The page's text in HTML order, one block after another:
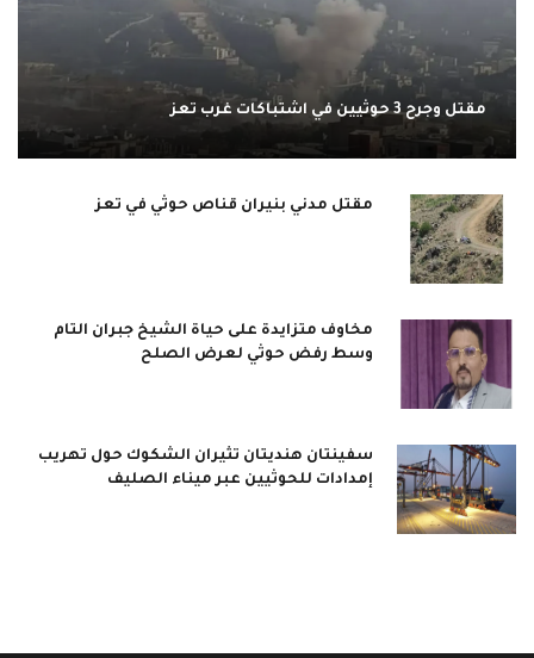
مقتل وجرح 3 حوثيين في اشتباكات غرب تعز
مقتل مدني بنيران قناص حوثي في تعز
مخاوف متزايدة على حياة الشيخ جبران التام
وسط رفض حوثي لعرض الصلح
سفينتان هنديتان تثيران الشكوك حول تهريب
إمدادات للحوثيين عبر ميناء الصليف